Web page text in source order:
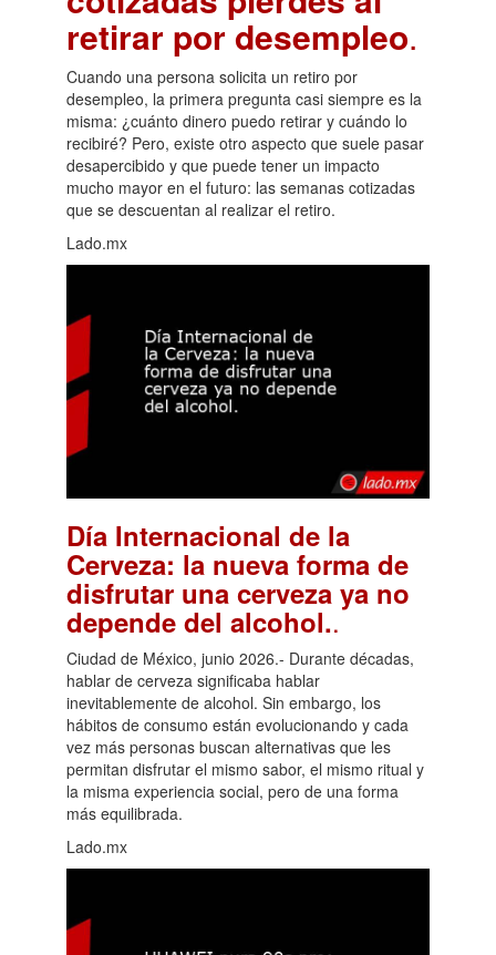
retirar por desempleo.
Cuando una persona solicita un retiro por
desempleo, la primera pregunta casi siempre es la
misma: ¿cuánto dinero puedo retirar y cuándo lo
recibiré? Pero, existe otro aspecto que suele pasar
desapercibido y que puede tener un impacto
mucho mayor en el futuro: las semanas cotizadas
que se descuentan al realizar el retiro.
Lado.mx
Día Internacional de la
Cerveza: la nueva forma de
disfrutar una cerveza ya no
depende del alcohol..
Ciudad de México, junio 2026.- Durante décadas,
hablar de cerveza significaba hablar
inevitablemente de alcohol. Sin embargo, los
hábitos de consumo están evolucionando y cada
vez más personas buscan alternativas que les
permitan disfrutar el mismo sabor, el mismo ritual y
la misma experiencia social, pero de una forma
más equilibrada.
Lado.mx